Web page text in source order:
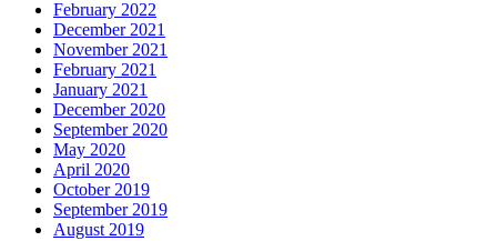
February 2022
December 2021
November 2021
February 2021
January 2021
December 2020
September 2020
May 2020
April 2020
October 2019
September 2019
August 2019